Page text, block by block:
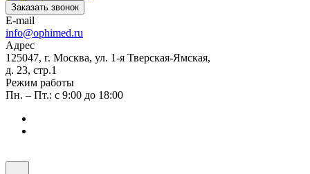
Заказать звонок
E-mail
info@ophimed.ru
Адрес
125047, г. Москва, ул. 1-я Тверская-Ямская,
д. 23, стр.1
Режим работы
Пн. – Пт.: с 9:00 до 18:00